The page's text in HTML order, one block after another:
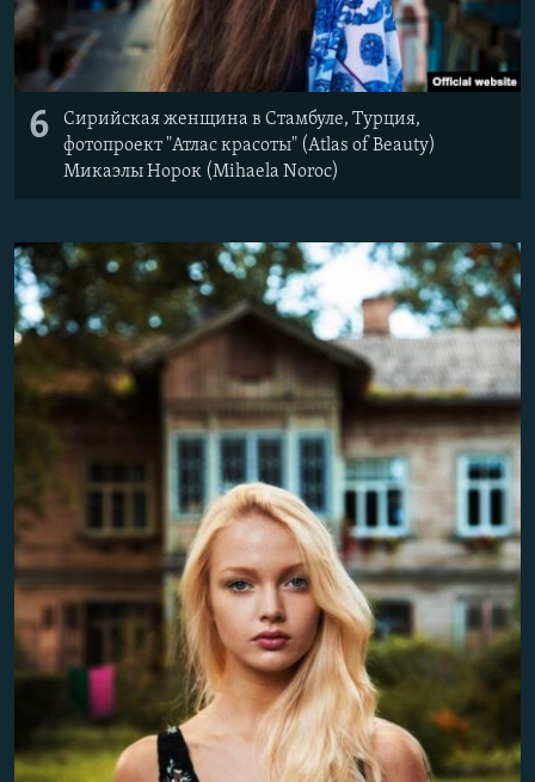
6
Сирийская женщина в Стамбуле, Турция,
фотопроект "Атлас красоты" (Atlas of Beauty)
Микаэлы Норок (Mihaela Noroc)